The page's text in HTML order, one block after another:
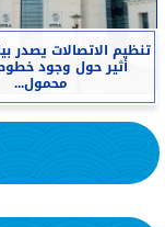
تنظيم الاتصالات يصدر
أثير حول وجود
محمول...